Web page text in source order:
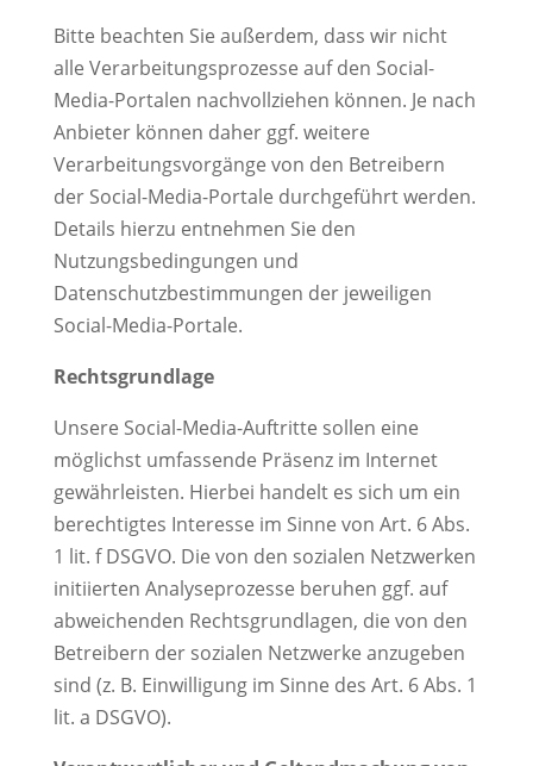
Bitte beachten Sie außerdem, dass wir nicht
alle Verarbeitungsprozesse auf den Social-
Media-Portalen nachvollziehen können. Je nach
Anbieter können daher ggf. weitere
Verarbeitungsvorgänge von den Betreibern
der Social-Media-Portale durchgeführt werden.
Details hierzu entnehmen Sie den
Nutzungsbedingungen und
Datenschutzbestimmungen der jeweiligen
Social-Media-Portale.
Rechtsgrundlage
Unsere Social-Media-Auftritte sollen eine
möglichst umfassende Präsenz im Internet
gewährleisten. Hierbei handelt es sich um ein
berechtigtes Interesse im Sinne von Art. 6 Abs.
1 lit. f DSGVO. Die von den sozialen Netzwerken
initiierten Analyseprozesse beruhen ggf. auf
abweichenden Rechtsgrundlagen, die von den
Betreibern der sozialen Netzwerke anzugeben
sind (z. B. Einwilligung im Sinne des Art. 6 Abs. 1
lit. a DSGVO).